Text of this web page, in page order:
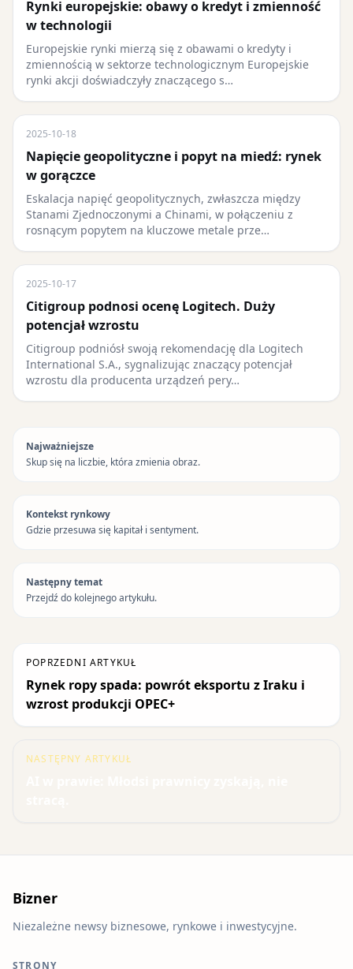
Rynki europejskie: obawy o kredyt i zmienność
w technologii
Europejskie rynki mierzą się z obawami o kredyty i
zmiennością w sektorze technologicznym Europejskie
rynki akcji doświadczyły znaczącego s…
2025-10-18
Napięcie geopolityczne i popyt na miedź: rynek
w gorączce
Eskalacja napięć geopolitycznych, zwłaszcza między
Stanami Zjednoczonymi a Chinami, w połączeniu z
rosnącym popytem na kluczowe metale prze…
2025-10-17
Citigroup podnosi ocenę Logitech. Duży
potencjał wzrostu
Citigroup podniósł swoją rekomendację dla Logitech
International S.A., sygnalizując znaczący potencjał
wzrostu dla producenta urządzeń pery…
Najważniejsze
Skup się na liczbie, która zmienia obraz.
Kontekst rynkowy
Gdzie przesuwa się kapitał i sentyment.
Następny temat
Przejdź do kolejnego artykułu.
POPRZEDNI ARTYKUŁ
Rynek ropy spada: powrót eksportu z Iraku i
wzrost produkcji OPEC+
NASTĘPNY ARTYKUŁ
Bizner
Niezależne newsy biznesowe, rynkowe i inwestycyjne.
STRONY